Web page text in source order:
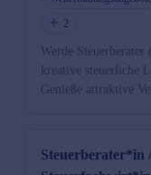
2
Werde
kreative steuerliche
Genieße attraktive